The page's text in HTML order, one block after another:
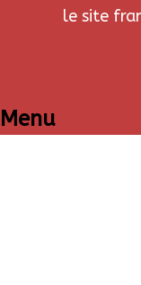
le site
Menu